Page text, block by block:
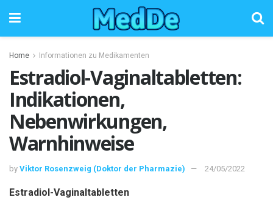
Home Informationen zu Medikamenten
Estradiol-Vaginaltabletten:
Indikationen,
Nebenwirkungen,
Warnhinweise
by Viktor Rosenzweig (Doktor der Pharmazie) 24/05/2022
Estradiol-Vaginaltabletten